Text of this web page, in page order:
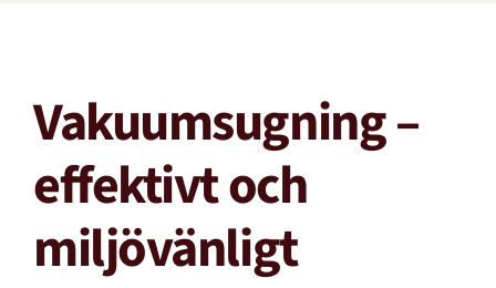
Vakuumsugning –
effektivt och
miljövänligt